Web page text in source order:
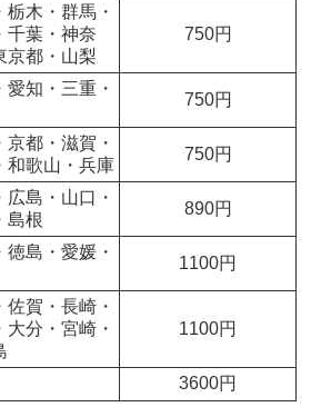
栃木・群馬・
千葉・神奈
京都・山梨
750円
愛知・三重・
750円
京都・滋賀・
和歌山・兵庫
750円
広島・山口・
島根
890円
徳島・愛媛・
1100円
佐賀・長崎・
大分・宮崎・
1100円
3600円